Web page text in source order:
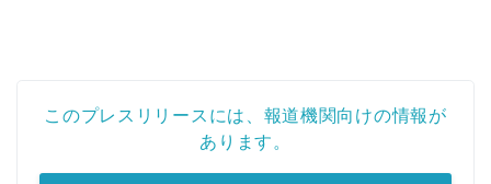
このプレスリリースには、報道機関向けの情報が
あります。